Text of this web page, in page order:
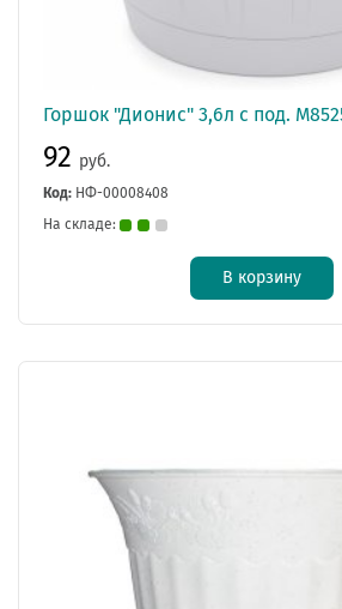
Горшок "Дионис" 3,6л с под.
92 руб.
Код: НФ-00008408
На складе:
В корзину